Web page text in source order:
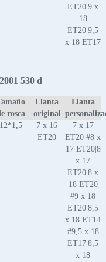
ET20|9 x
18
ET20|9,5
x 18 ET17
530 d
rosca
Llanta
original
Llanta
12*1,5
7 x 16
ET20
7 x 17
ET20 #8 x
17 ET20|8
x 17
ET20|8 x
18 ET20
#9 x 18
ET20|8,5
x 18 ET14
#9,5 x 18
ET17|8,5
x 18